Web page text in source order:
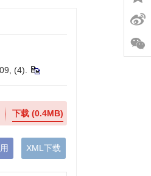
(4).
下载(0.4MB)
XML下载